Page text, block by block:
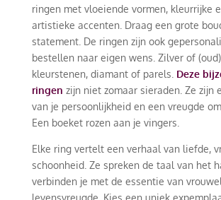
ringen met vloeiende vormen, kleurrijke
artistieke accenten. Draag een grote
statement. De ringen zijn ook
bestellen naar eigen wens. Zilver of
kleurstenen, diamant of parels. Deze
ringen zijn niet zomaar sieraden. Ze zijn
van je persoonlijkheid en een vreugde
Een boeket rozen aan je vingers.
Elke ring vertelt een verhaal van liefde,
schoonheid. Ze spreken de taal van het
verbinden je met de essentie van